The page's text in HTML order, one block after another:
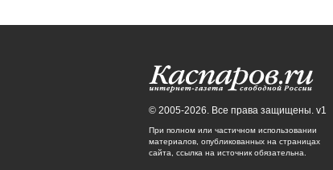
© 2005-2026. Все права защищены. v1
При полном или частичном использовании
материалов, опубликованных на страницах
сайта, ссылка на источник обязательна.